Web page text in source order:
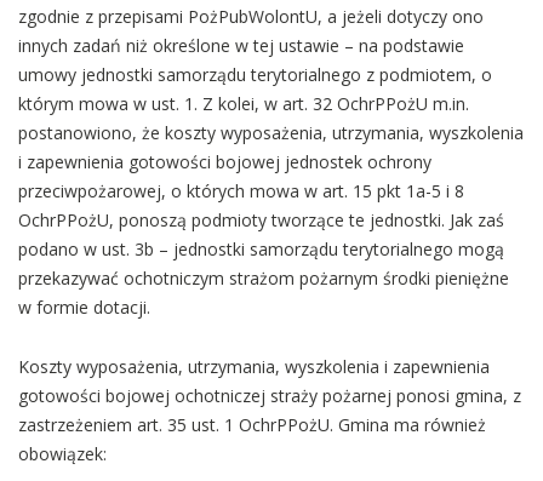
zgodnie z przepisami PożPubWolontU, a jeżeli dotyczy ono
innych zadań niż określone w tej ustawie – na podstawie
umowy jednostki samorządu terytorialnego z podmiotem, o
którym mowa w ust. 1. Z kolei, w art. 32 OchrPPożU m.in.
postanowiono, że koszty wyposażenia, utrzymania, wyszkolenia
i zapewnienia gotowości bojowej jednostek ochrony
przeciwpożarowej, o których mowa w art. 15 pkt 1a-5 i 8
OchrPPożU, ponoszą podmioty tworzące te jednostki. Jak zaś
podano w ust. 3b – jednostki samorządu terytorialnego mogą
przekazywać ochotniczym strażom pożarnym środki pieniężne
w formie dotacji.
Koszty wyposażenia, utrzymania, wyszkolenia i zapewnienia
gotowości bojowej ochotniczej straży pożarnej ponosi gmina, z
zastrzeżeniem art. 35 ust. 1 OchrPPożU. Gmina ma również
obowiązek: